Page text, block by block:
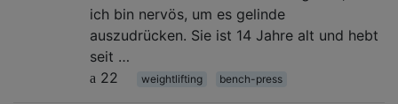
ich bin nervös, um es gelinde
auszudrücken. Sie ist 14 Jahre alt und hebt
seit …
22
weightlifting bench-press